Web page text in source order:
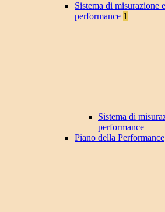
Sistema di misurazione
performance 1
Sistema di
performance
Piano della Performance